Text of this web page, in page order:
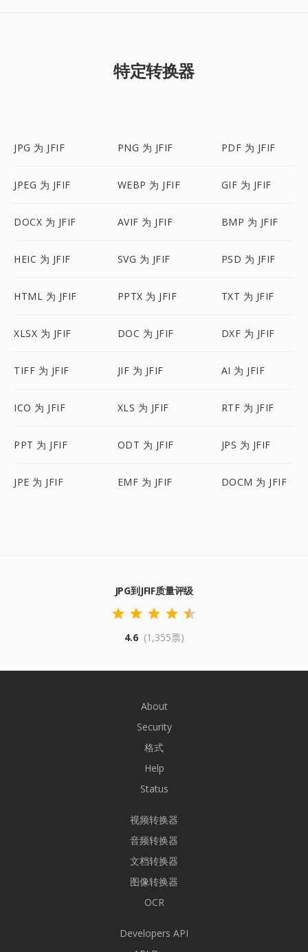
特定转换器
JPG 为 JFIF PNG 为 JFIF PDF 为 JFIF
JPEG 为 JFIF WEBP 为 JFIF GIF 为 JFIF
DOCX 为 JFIF AVIF 为 JFIF BMP 为 JFIF
HEIC 为 JFIF SVG 为 JFIF PSD 为 JFIF
HTML 为 JFIF PPTX 为 JFIF TXT 为 JFIF
XLSX 为 JFIF DOC 为 JFIF DXF 为 JFIF
TIFF 为 JFIF JIF 为 JFIF AI 为 JFIF
ICO 为 JFIF XLS 为 JFIF RTF 为 JFIF
PPT 为 JFIF ODT 为 JFIF JPS 为 JFIF
JPE 为 JFIF EMF 为 JFIF DOCM 为 JFIF
JPG到JFIF质量评级
4.6 (1,355票)
About
Security
格式
Help
Status
视频转换器
音频转换器
文档转换器
图像转换器
OCR
Developers API